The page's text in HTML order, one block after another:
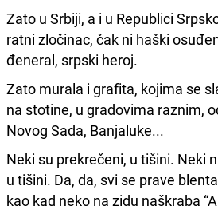
Zato u Srbiji, a i u Republici
ratni zločinac, čak ni haški
đeneral, srpski heroj.
Zato murala i grafita, kojima se
na stotine, u gradovima raznim,
Novog Sada, Banjaluke...
Neki su prekrečeni, u tišini. Neki
u tišini. Da, da, svi se prave
kao kad neko na zidu naškraba